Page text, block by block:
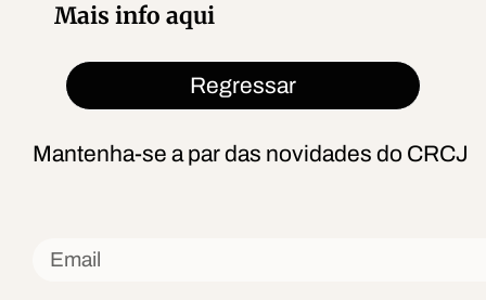
Mais info aqui
Regressar
Mantenha-se a par das novidades do CRCJ